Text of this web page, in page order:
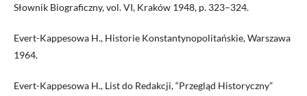
Słownik Biograficzny, vol. VI, Kraków 1948, p. 323–324.
Evert-Kappesowa H., Historie Konstantynopolitańskie, Warszawa
1964.
Evert-Kappesowa H., List do Redakcji, “Przegląd Historyczny”